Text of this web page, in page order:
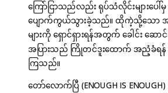
ကြော်ငြာသည်လည်း ရုပ်သံလိုင်းများပေါ်မှ
ပျောက်ကွယ်သွားခဲ့သည်။ ထိုကဲ့သို့သော
များကို ရှောင်ရှားရန်အတွက် ခေါင်း ဆောင်
အပြားသည် ကြိုတင်ဒူးထောက် အညံ့ခံရန်
ကြသည်။
တော်လောက်ပြီ (ENOUGH IS ENOUGH)